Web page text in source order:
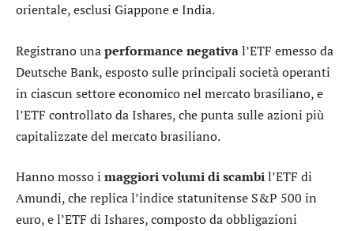
orientale, esclusi Giappone e India.
Registrano unaperformance negatival’ETF emesso da
Deutsche Bank, esposto sulle principali società operanti
in ciascun settore economico nel mercato brasiliano, e
l’ETF controllato da Ishares, che punta sulle azioni più
capitalizzate del mercato brasiliano.
Hanno mosso i maggiori volumi di scambil’ETF di
Amundi, che replica l’indice statunitense S&P 500 in
euro, el’ETF di Ishares, composto da obbligazioni